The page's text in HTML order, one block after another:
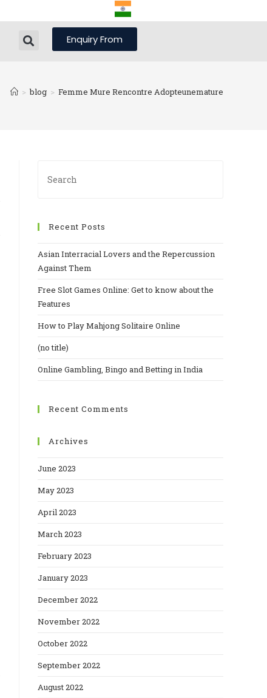
Enquiry From
> blog > Femme Mure Rencontre Adopteunemature
Recent Posts
Asian Interracial Lovers and the Repercussion
Against Them
Free Slot Games Online: Get to know about the
Features
How to Play Mahjong Solitaire Online
(no title)
Online Gambling, Bingo and Betting in India
Recent Comments
Archives
June 2023
May 2023
April 2023
March 2023
February 2023
January 2023
December 2022
November 2022
October 2022
September 2022
August 2022